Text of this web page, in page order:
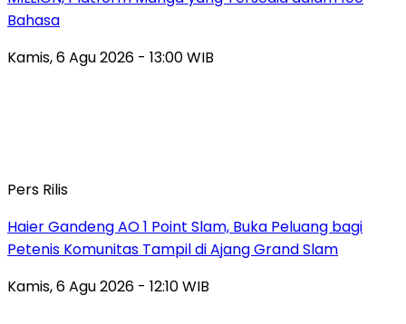
Bahasa
Kamis, 6 Agu 2026 - 13:00 WIB
Pers Rilis
Haier Gandeng AO 1 Point Slam, Buka Peluang bagi
Petenis Komunitas Tampil di Ajang Grand Slam
Kamis, 6 Agu 2026 - 12:10 WIB